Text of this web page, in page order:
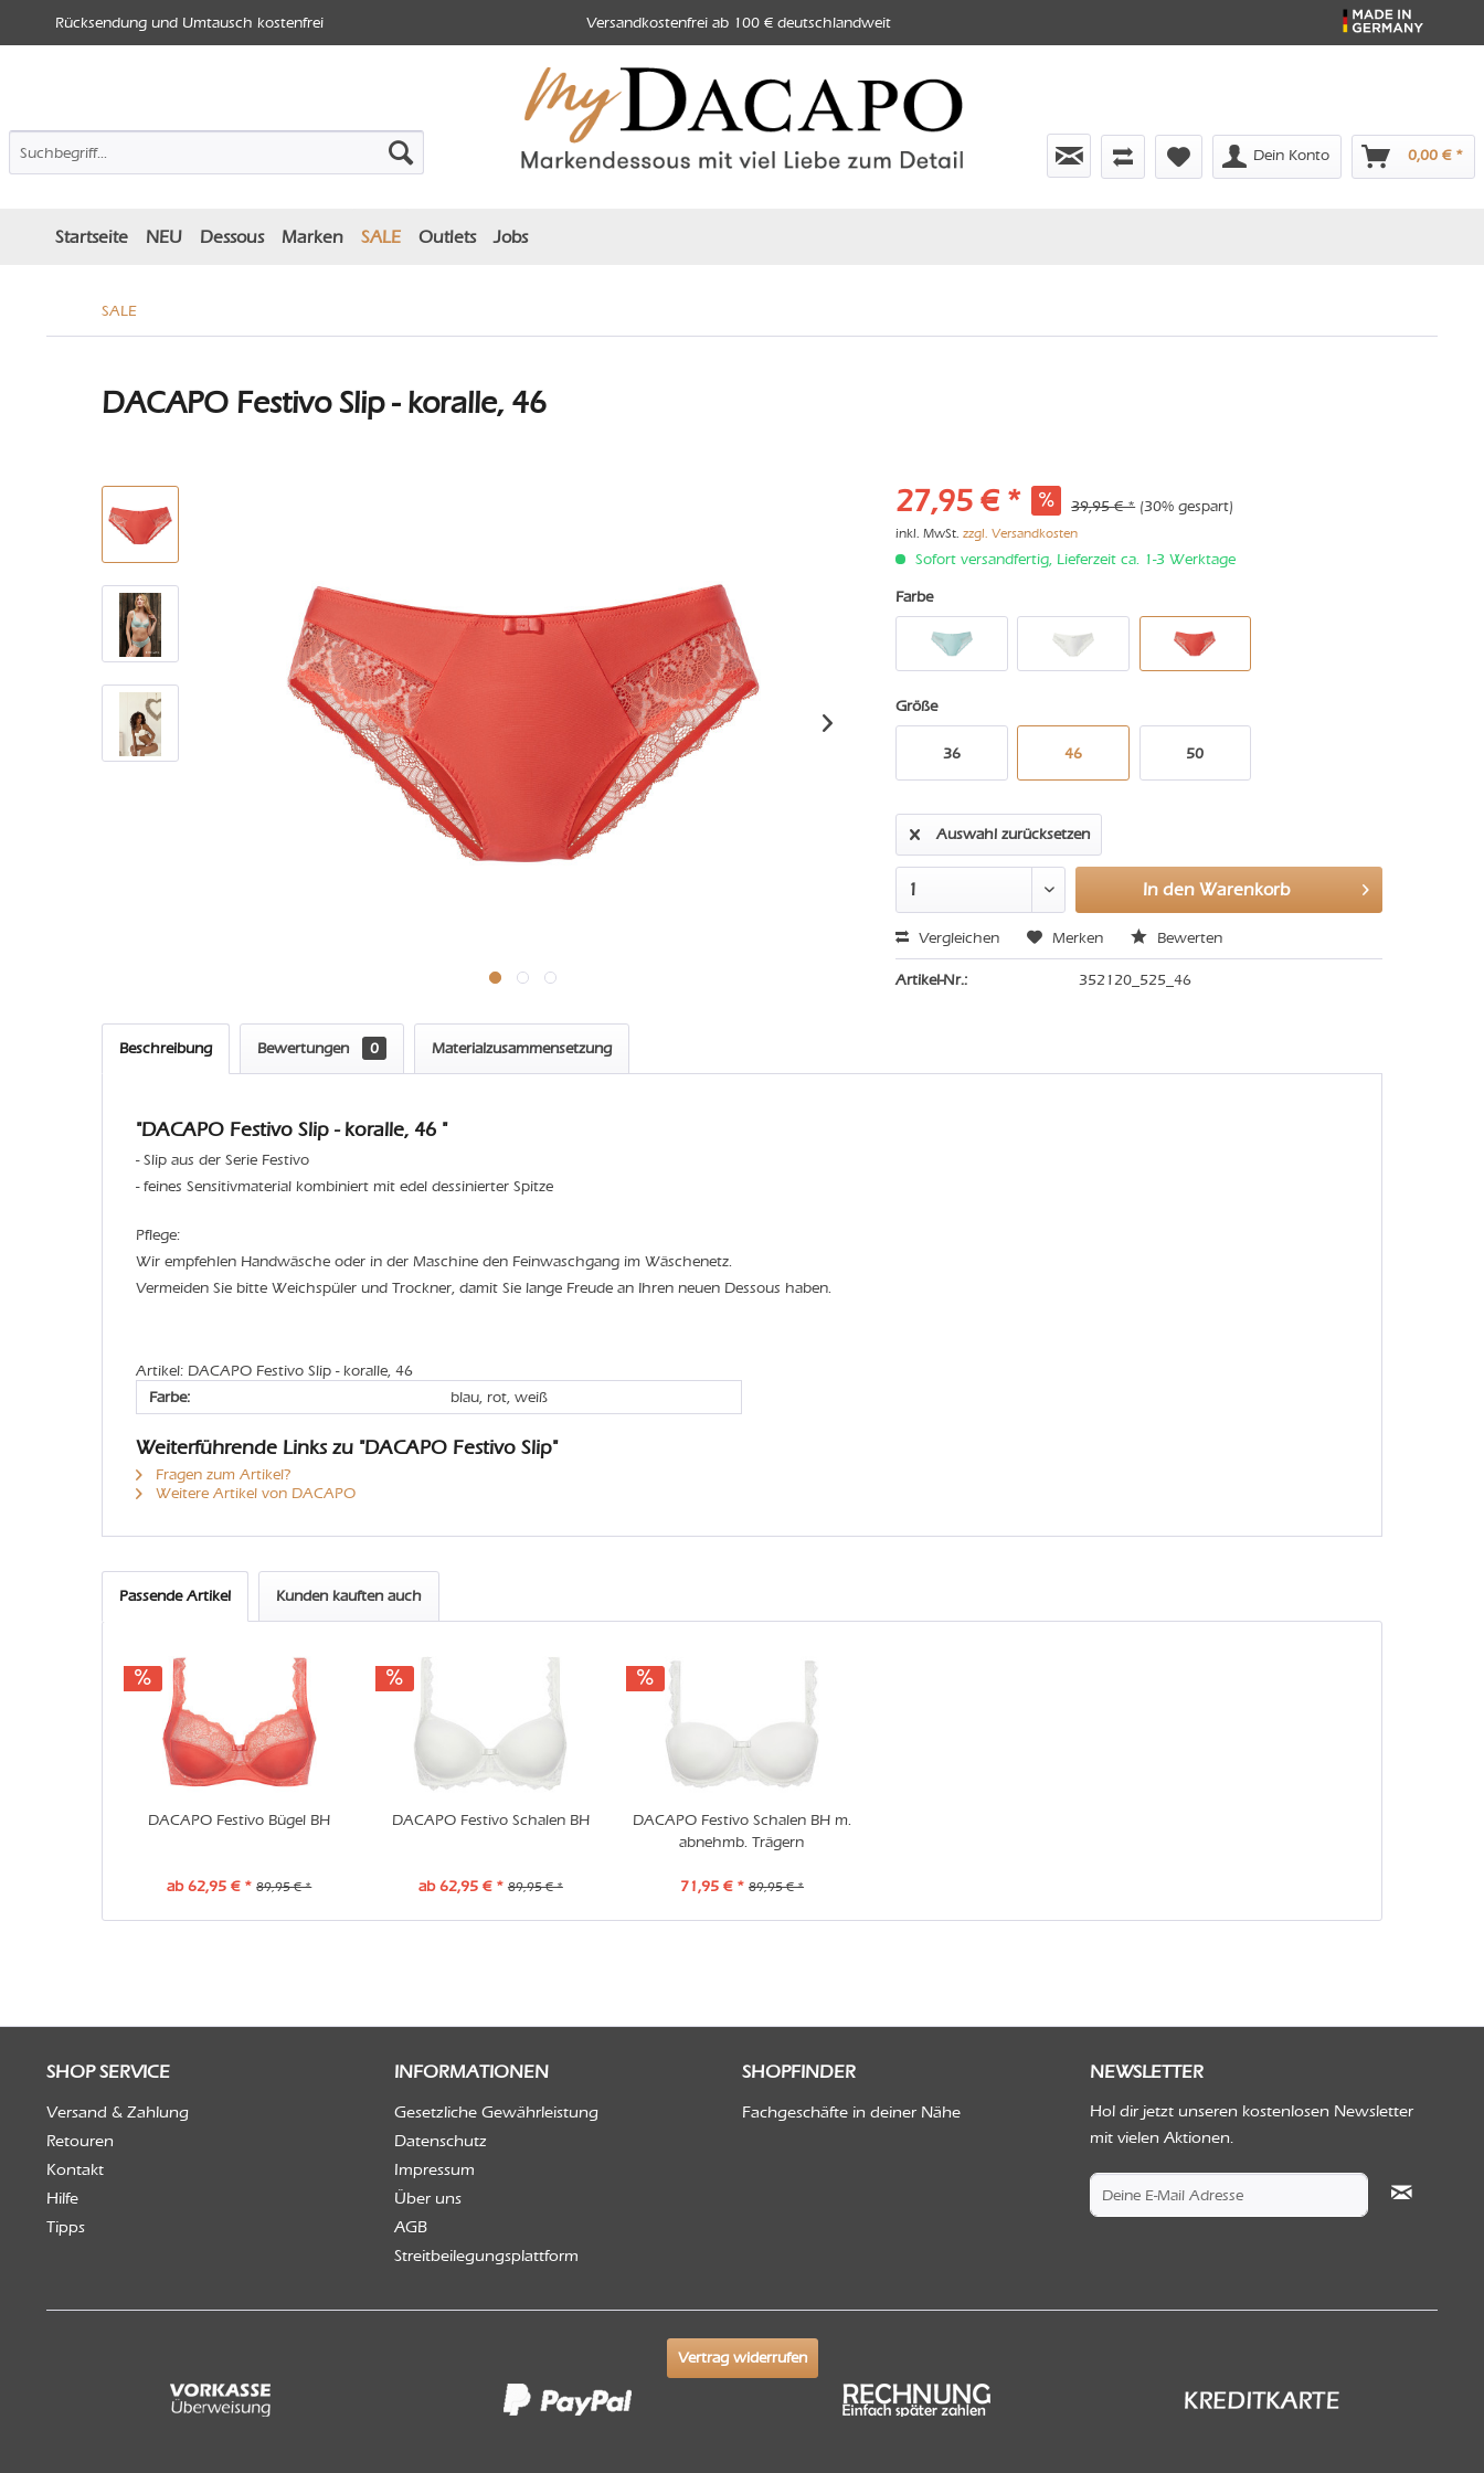
Rücksendung und Umtausch kostenfrei Versandkostenfrei ab 100 € deutschlandweit
Dein Konto 0,00 € *
Startseite NEU Dessous Marken SALE Outlets Jobs
SALE
DACAPO Festivo Slip - koralle, 46
27,95 € * 39,95 € * (30% gespart)
inkl. MwSt.zzgl. Versandkosten
Sofort versandfertig, Lieferzeit ca. 1-3 Werktage
Farbe
Größe
36 46 50
Auswahl zurücksetzen
In den Warenkorb
Vergleichen Merken Bewerten
Artikel-Nr.: 352120_525_46
Beschreibung Bewertungen 0 Materialzusammensetzung
"DACAPO Festivo Slip - koralle, 46 "
- Slip aus der Serie Festivo
- feines Sensitivmaterial kombiniert mit edel dessinierter Spitze
Pflege:
Wir empfehlen Handwäsche oder in der Maschine den Feinwaschgang im Wäschenetz.
Vermeiden Sie bitte Weichspüler und Trockner, damit Sie lange Freude an Ihren neuen Dessous haben.
Artikel: DACAPO Festivo Slip - koralle, 46
Farbe:
blau, rot, weiß
Weiterführende Links zu "DACAPO Festivo Slip"
Fragen zum Artikel?
Weitere Artikel von DACAPO
Passende Artikel Kunden kauften auch
DACAPO Festivo Bügel BH
ab 62,95 € * 89,95 € *
DACAPO Festivo Schalen BH
ab 62,95 € * 89,95 € *
DACAPO Festivo Schalen BH m.
abnehmb. Trägern
71,95 € * 89,95 € *
SHOP SERVICE
Versand & Zahlung
Retouren
Kontakt
Hilfe
Tipps
INFORMATIONEN
Gesetzliche Gewährleistung
Datenschutz
Impressum
Über uns
AGB
Streitbeilegungsplattform
SHOPFINDER
Fachgeschäfte in deiner Nähe
NEWSLETTER
Hol dir jetzt unseren kostenlosen Newsletter
mit vielen Aktionen.
Vertrag widerrufen